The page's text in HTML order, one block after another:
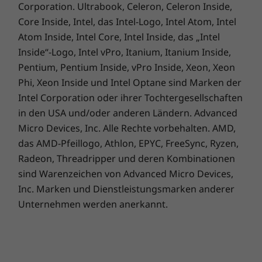
Optimieren Sie Ihre
Projekte & erweitern
Sie Ihren Horizont –
überall
Das 14'' Notebook der 8. Generation kann
umfangreich erweitert werden, bietet viel
Speicher und reaktionsschnelle
Speicheroptionen – unabhängig von Ihrer
Arbeitsumgebung. Dank mehrerer Anschlüsse
können Sie Dateien problemlos übertragen
und die Bildschirmfreigabe nutzen. Daüber
hinaus erleichtern KI-verbesserte Konnektivität
Firmware Trusted Platform Module (fTPM) 2.0
Zero-Touch-Anmeldung mit Microsoft Windows Hello
(optionale IR-Kamera erforderlich)
Selbstheilendes BIOS
Vorinstallierte Software
Lenovo Smart Meeting
Lenovo Vantage
McAfee ®LiveSafe™ (Testversion)
Microsoft Office 365 (Testversion)
Lieferumfang
ThinkBook 14 Gen 8 (14″ Intel) Notebook
USB-C
65-W-Netzteil (Nur ausgewählte Modelle)
Corporation. Ultrabook, Celeron, Celeron Inside,
Core Inside, Intel, das Intel-Logo, Intel Atom, Intel
Atom Inside, Intel Core, Intel Inside, das „Intel
Inside“-Logo, Intel vPro, Itanium, Itanium Inside,
Pentium, Pentium Inside, vPro Inside, Xeon, Xeon
Phi, Xeon Inside und Intel Optane sind Marken der
Intel Corporation oder ihrer Tochtergesellschaften
in den USA und/oder anderen Ländern. Advanced
Micro Devices, Inc. Alle Rechte vorbehalten. AMD,
das AMD-Pfeillogo, Athlon, EPYC, FreeSync, Ryzen,
Radeon, Threadripper und deren Kombinationen
sind Warenzeichen von Advanced Micro Devices,
Inc. Marken und Dienstleistungsmarken anderer
Unternehmen werden anerkannt.